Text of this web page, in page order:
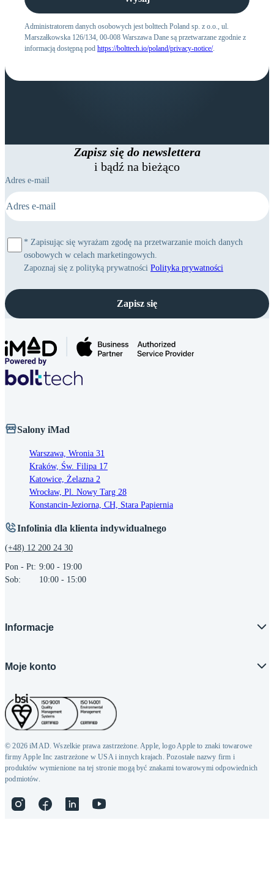
przy ul. Marszałkowskiej 126/134 oraz przez iMad sp. z
o.o. z siedzibą w Warszawie (00-846) przy ul.
Marszałkowskiej 126/134
Administratorem danych osobowych jest bolttech Poland sp. z o.o., ul.
Marszałkowska 126/134, 00-008 Warszawa Dane są przetwarzane zgodnie z
informacją dostępną pod https://bolttech.io/poland/privacy-notice/.
Zapisz się do newslettera
i bądź na bieżąco
Adres e-mail
* Zapisując się wyrażam zgodę na przetwarzanie moich danych
osobowych w celach marketingowych.
Zapoznaj się z polityką prywatności Polityka prywatności
Zapisz się
Salony iMad
Warszawa, Wronia 31
Kraków, Św. Filipa 17
Katowice, Żelazna 2
Wrocław, Pl. Nowy Targ 28
Konstancin-Jeziorna, CH, Stara Papiernia
Infolinia dla klienta indywidualnego
(+48) 12 200 24 30
Pon - Pt: 9:00 - 19:00
Sob:
10:00 - 15:00
Informacje
Moje konto
© 2026 iMAD. Wszelkie prawa zastrzeżone. Apple, logo Apple to znaki towarowe
firmy Apple Inc zastrzeżone w USA i innych krajach. Pozostałe nazwy firm i
produktów wymienione na tej stronie mogą być znakami towarowymi odpowiednich
podmiotów.